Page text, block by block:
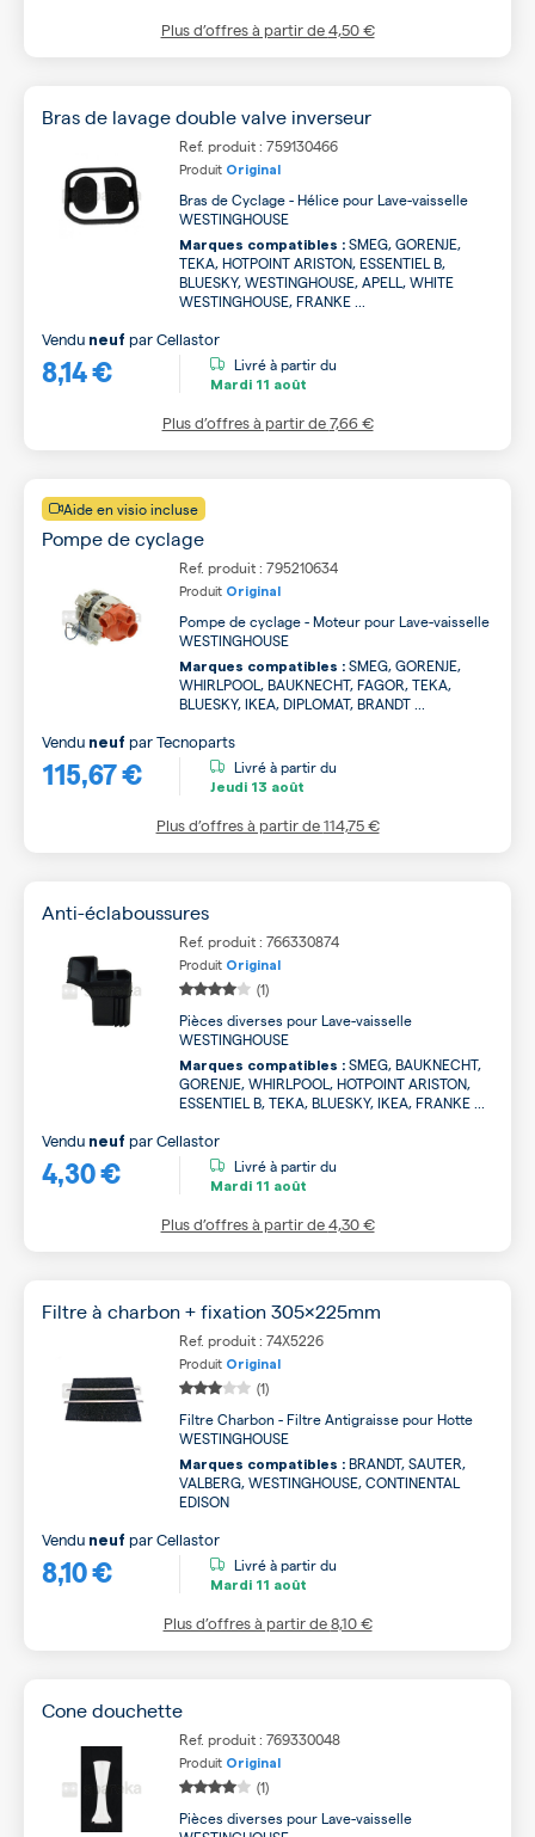
Plus d’offres à partir de4,50 €
Bras de lavage double valve inverseur
Ref. produit : 759130466
Produit Original
Bras de Cyclage - Hélice pour Lave-vaisselle
WESTINGHOUSE
Marques compatibles : SMEG, GORENJE,
TEKA, HOTPOINT ARISTON, ESSENTIEL B,
BLUESKY, WESTINGHOUSE, APELL, WHITE
WESTINGHOUSE, FRANKE ...
8,14 €
Vendu neuf parCellastor
Livré à partir du
Mardi 11 août
Plus d’offres à partir de7,66 €
Aide en visio incluse
Pompe de cyclage
Ref. produit : 795210634
Produit Original
Pompe de cyclage - Moteur pour Lave-vaisselle
WESTINGHOUSE
Marques compatibles : SMEG, GORENJE,
WHIRLPOOL, BAUKNECHT, FAGOR, TEKA,
BLUESKY, IKEA, DIPLOMAT, BRANDT ...
115,67 €
Vendu neuf parTecnoparts
Livré à partir du
Jeudi 13 août
Plus d’offres à partir de114,75 €
Anti-éclaboussures
Ref. produit : 766330874
Produit Original
(1)
Pièces diverses pour Lave-vaisselle
WESTINGHOUSE
Marques compatibles : SMEG, BAUKNECHT,
GORENJE, WHIRLPOOL, HOTPOINT ARISTON,
ESSENTIEL B, TEKA, BLUESKY, IKEA, FRANKE ...
4,30 €
Vendu neuf parCellastor
Livré à partir du
Mardi 11 août
Plus d’offres à partir de4,30 €
Filtre à charbon + fixation 305x225mm
Ref. produit : 74X5226
Produit Original
(1)
Filtre Charbon - Filtre Antigraisse pour Hotte
WESTINGHOUSE
Marques compatibles : BRANDT, SAUTER,
VALBERG, WESTINGHOUSE, CONTINENTAL
EDISON
8,10 €
Vendu neuf parCellastor
Livré à partir du
Mardi 11 août
Plus d’offres à partir de8,10 €
Cone douchette
Ref. produit : 769330048
Produit Original
(1)
Pièces diverses pour Lave-vaisselle